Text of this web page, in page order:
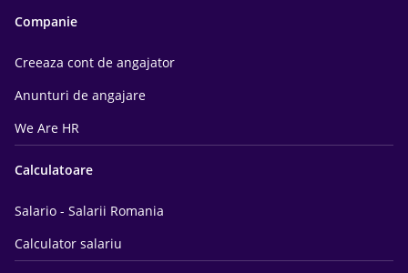
Companie
Creeaza cont de angajator
Anunturi de angajare
We Are HR
Calculatoare
Salario - Salarii Romania
Calculator salariu